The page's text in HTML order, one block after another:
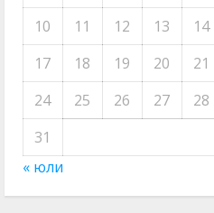
10
11 12 13 14
17
18 19 20 21
24
25 26 27 28
31
« юли